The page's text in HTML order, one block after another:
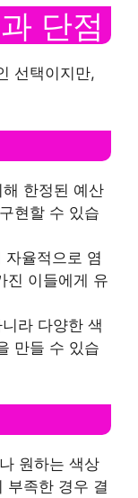
단점
선택이지만,
한정된 예산
현할 수 있습
율적으로 염
진 이들에게 유
라 다양한 색
만들 수 있습
원하는 색상
부족한 경우 결